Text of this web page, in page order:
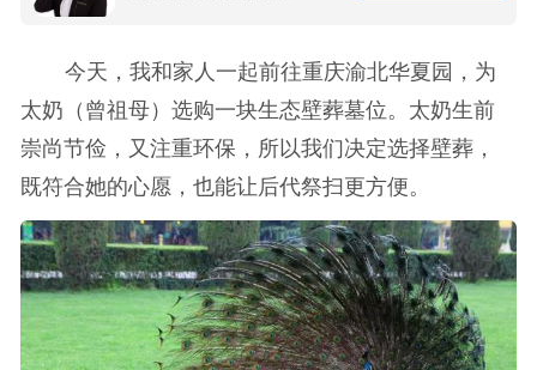
今天，我和家人一起前往重庆渝北华夏园，为
太奶（曾祖母）选购一块生态壁葬墓位。太奶生前
崇尚节俭，又注重环保，所以我们决定选择壁葬，
既符合她的心愿，也能让后代祭扫更方便。